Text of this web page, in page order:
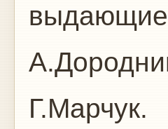
Г.Марчук.